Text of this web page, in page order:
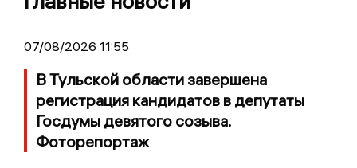
07/08/2026 11:55
В Тульской области завершена
регистрация кандидатов в депутаты
Госдумы девятого созыва.
Фоторепортаж